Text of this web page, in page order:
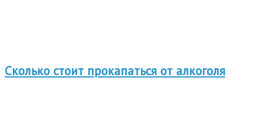
Сколько стоит прокапаться от алкоголя